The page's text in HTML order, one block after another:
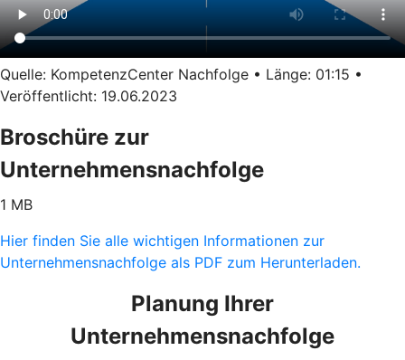
Quelle: KompetenzCenter Nachfolge • Länge: 01:15 •
Veröffentlicht: 19.06.2023
Broschüre zur
Unternehmensnachfolge
1 MB
Hier finden Sie alle wichtigen Informationen zur
Unternehmensnachfolge als PDF zum Herunterladen.
Planung Ihrer
Unternehmensnachfolge